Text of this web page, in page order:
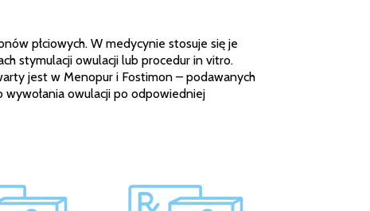
płciowych. W medycynie stosuje się je
stymulacji owulacji lub procedur in vitro.
jest w Menopur i Fostimon – podawanych
owulacji po odpowiedniej